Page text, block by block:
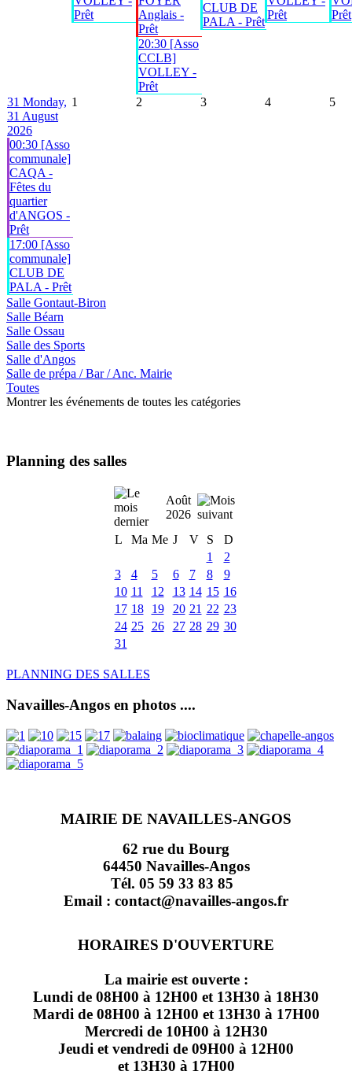
Prêt
Anglais -
Prêt
20:30 [Asso
CCLB]
VOLLEY -
Prêt
CLUB DE
PALA - Prêt
Prêt
Prêt
31 Monday,
31 August
2026
00:30 [Asso
communale]
CAQA -
Fêtes du
quartier
d'ANGOS -
Prêt
17:00 [Asso
communale]
CLUB DE
PALA - Prêt
1 2 3 4 5
Salle Gontaut-Biron
Salle Béarn
Salle Ossau
Salle des Sports
Salle d'Angos
Salle de prépa / Bar / Anc. Mairie
Toutes
Montrer les événements de toutes les catégories
Planning des salles
Août
2026
L
Ma Me J V S
D
1
2
3
4 5 6 7 8
9
10 11 12 13 14 15 16
17 18 19 20 21 22 23
24 25 26 27 28 29 30
31
PLANNING DES SALLES
Navailles-Angos en photos ....
MAIRIE DE NAVAILLES-ANGOS
62 rue du Bourg
64450 Navailles-Angos
Tél. 05 59 33 83 85
Email : contact@navailles-angos.fr
HORAIRES D'OUVERTURE
La mairie est ouverte :
Lundi de 08H00 à 12H00 et 13H30 à 18H30
Mardi de 08H00 à 12H00 et 13H30 à 17H00
Mercredi de 10H00 à 12H30
Jeudi et vendredi de 09H00 à 12H00
et 13H30 à 17H00